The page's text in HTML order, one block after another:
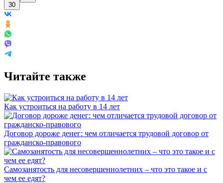
30
Читайте также
Как устроиться на работу в 14 лет
Договор дороже денег: чем отличается трудовой договор от
гражданско-правового
Самозанятость для несовершеннолетних – что это такое и с
чем ее едят?